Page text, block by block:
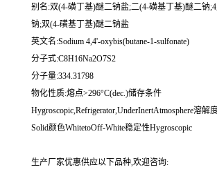
别名:双(4-磺丁基)醚二钠盐;二(4-磺基丁基)醚二钠
钠;双(4-磺基丁基)醚二钠盐
英文名:Sodium 4,4'-oxybis(butane-1-sulfonate)
分子式:C8H16Na2O7S2
分子量:334.31798
物化性质:熔点>296°C(dec.)储存条件
Hygroscopic,Refrigerator,UnderInertAtmosphere溶解
Solid颜色WhitetoOff-White稳定性Hygroscopic
生产厂家优惠供应以下品种,欢迎咨询: